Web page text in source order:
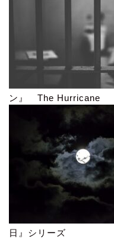
ン』 The Hurricane
日』シリーズ